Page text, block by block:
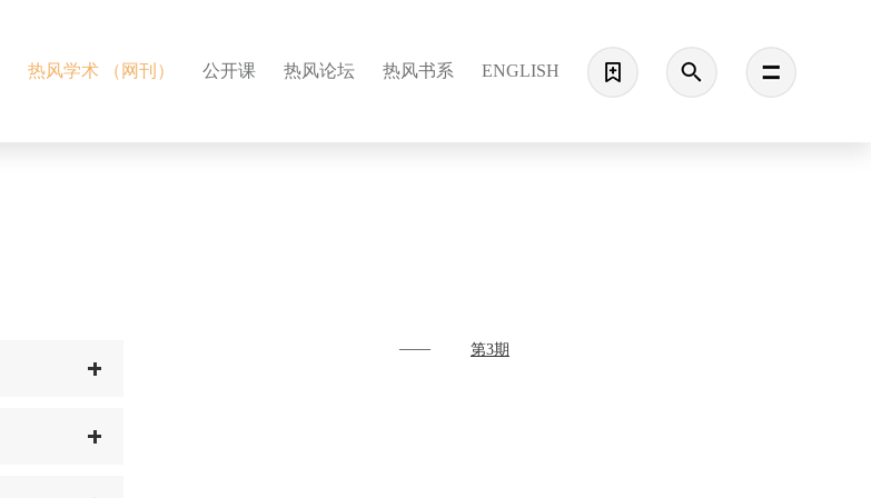
热风学术 （网刊） 公开课 热风论坛 热风书系 ENGLISH
—— 第3期